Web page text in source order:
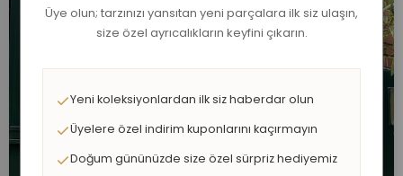
Üye olun; tarzınızı yansıtan yeni parçalara ilk siz ulaşın,
size özel ayrıcalıkların keyfini çıkarın.
Yeni koleksiyonlardan ilk siz haberdar olun
Üyelere özel indirim kuponlarını kaçırmayın
Doğum gününüzde size özel sürpriz hediyemiz